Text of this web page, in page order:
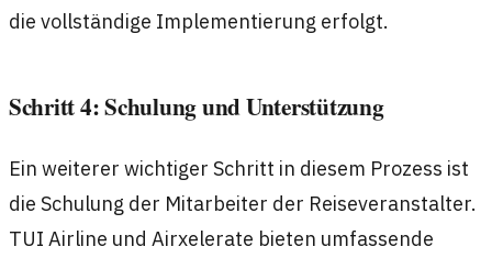
die vollständige Implementierung erfolgt.
Schritt 4: Schulung und Unterstützung
Ein weiterer wichtiger Schritt in diesem Prozess ist
die Schulung der Mitarbeiter der Reiseveranstalter.
TUI Airline und Airxelerate bieten umfassende